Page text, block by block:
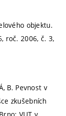
objektu.
roč. 2006, č. 3,
B. Pevnost v
zkušebních